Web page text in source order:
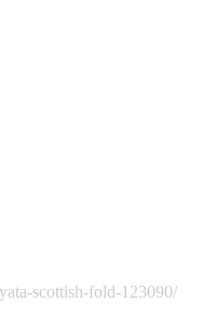
scottish-fold-123090/